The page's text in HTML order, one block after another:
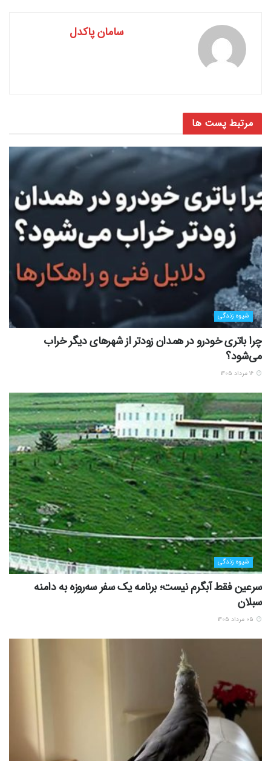
سامان پاکدل
مرتبط پست ها
شیوه زندگی
چرا باتری خودرو در همدان زودتر از شهرهای دیگر خراب
می‌شود؟
شیوه زندگی
سرعین فقط آبگرم نیست؛ برنامه یک سفر سه‌روزه به دامنه
سبلان